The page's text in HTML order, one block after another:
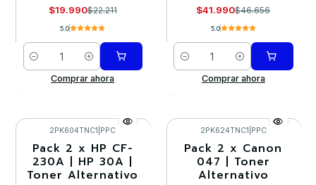
$19.990$22.211
5.0
Cantidad
Comprar ahora
$41.990$46.656
5.0
Cantidad
Comprar ahora
-10%
2PK604TNC1 PPC
Pack 2 x HP CF-
230A | HP 30A |
Toner Alternativo
-10%
2PK624TNC1 PPC
Pack 2 x Canon
047 | Toner
Alternativo